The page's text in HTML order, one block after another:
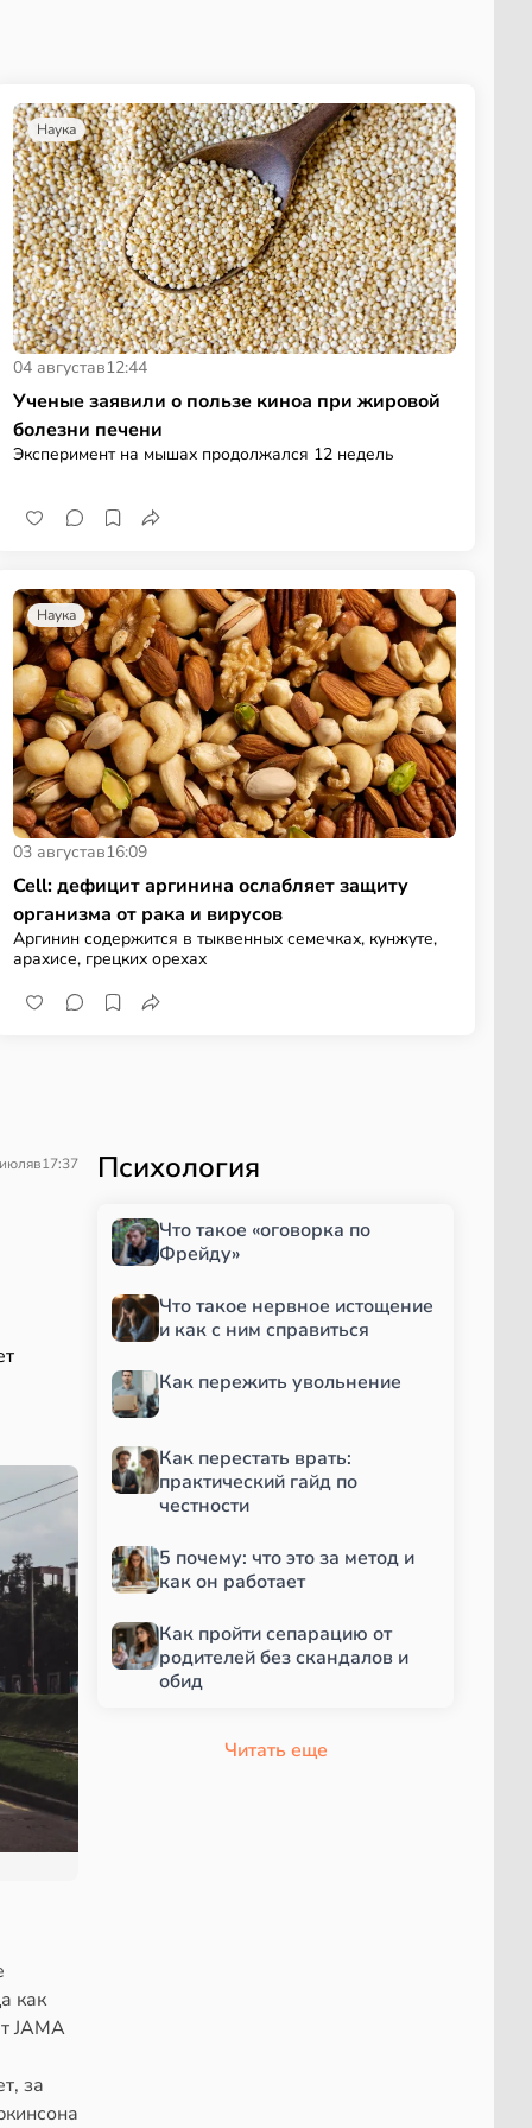
Наука
04 августав12:44
Ученые заявили о пользе киноа при жировой
болезни печени
Эксперимент на мышах продолжался 12 недель
Наука
03 августав16:09
Cell: дефицит аргинина ослабляет защиту
организма от рака и вирусов
Аргинин содержится в тыквенных семечках, кунжуте,
арахисе, грецких орехах
в17:37
как
JAMA
за
Психология
Что такое «оговорка по
Фрейду»
Что такое нервное истощение
и как с ним справиться
Как пережить увольнение
Как перестать врать:
практический гайд по
честности
5 почему: что это за метод и
как он работает
Как пройти сепарацию от
родителей без скандалов и
обид
Читать еще